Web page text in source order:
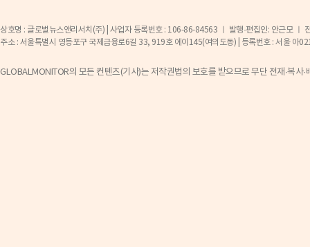
상호명 : 글로벌뉴스앤리서치(주) | 사업자 등록번호 : 106-86-84563 ㅣ 발행·편집인: 안근모 ㅣ
주소 : 서울특별시 영등포구 국제금융로6길 33, 919호 에이145(여의도동) | 등록번호 : 서울
GLOBALMONITOR의 모든 컨텐츠(기사)는 저작권법의 보호를 받으므로 무단 전재·복사·